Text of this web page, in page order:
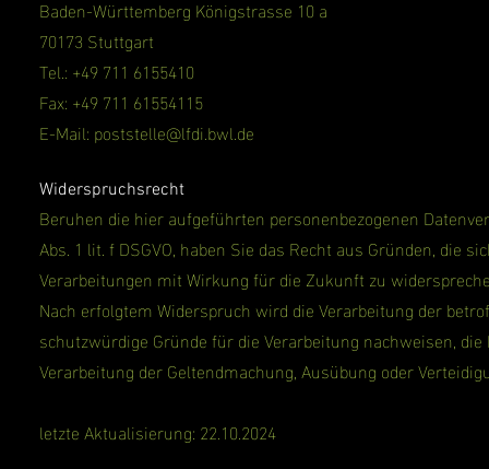
Baden-Württemberg Königstrasse 10 a
70173 Stuttgart
Tel.: +49 711 6155410
Fax: +49 711 61554115
E-Mail: poststelle@lfdi.bwl.de
Widerspruchsrecht
Beruhen die hier aufgeführten personenbezogenen
Abs. 1 lit. f DSGVO, haben Sie das Recht aus Gründen, die
Verarbeitungen mit Wirkung für die Zukunft zu
Nach erfolgtem Widerspruch wird die Verarbeitung der
schutzwürdige Gründe für die Verarbeitung nachweisen,
Verarbeitung der Geltendmachung, Ausübung oder
letzte Aktualisierung: 22.10.2024